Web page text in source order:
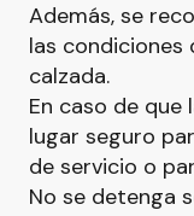
Además, se
las condiciones
calzada.
En caso de que
lugar seguro
de servicio o
No se detenga